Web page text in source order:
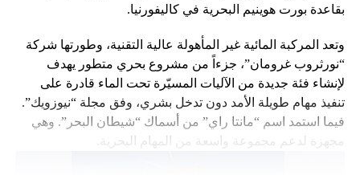
بقاعدة بورت هوينيم البحرية في كاليفورنيا.
وتعد المركبة المائية غير المأهولة عالية التقنية، وطورتها شركة
“نورثروب غرومان”، جزءاً من مشروع بحري متطور يهدف
لإنشاء فئة جديدة من الآليات المسيّرة تحت الماء قادرة على
تنفيذ مهام طويلة الأمد دون تدخل بشري، وفق مجلة “نيوزويك”.
فيما استمد اسم “مانتا راي” من أسماك “شيطان البحر”. وهي
مجهزة لدعم مجموعة واسعة من المهام البحرية.